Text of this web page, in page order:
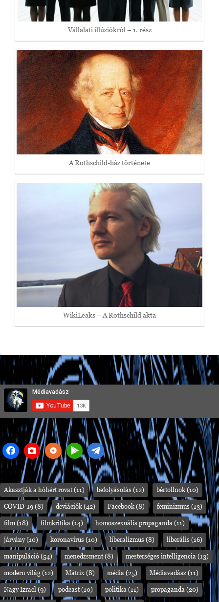
Vállalati illúziókról – 1. rész
A Rothschild-ház története
WikiLeaks – A Rothschild akta
Akasztják a hóhért rovat(11) befolyásolás (12) bértollnok (10)
COVID-19 (8) deviációk (42) Facebook (8) feminizmus (13)
film(18) filmkritika (14) homoszexuális propaganda (11)
járvány(10) koronavírus (10) liberalizmus (8) liberális (16)
manipuláció (54) menedzsment(8) mesterséges intelligencia (13)
modern világ (12) Mátrix (8) média (25) Médiavadász (11)
Nagy Izrael (9) podcast(10) politika (11) propaganda (20)